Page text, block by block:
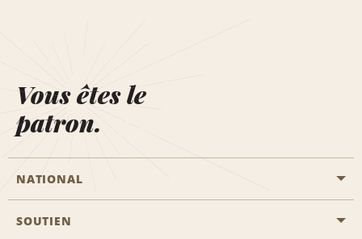
Vous êtes le
patron.
NATIONAL
Aviation générale
SOUTIEN